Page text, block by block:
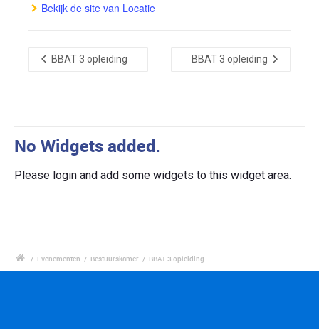
Bekijk de site van Locatie
BBAT 3 opleiding BBAT 3 opleiding
No Widgets added.
Please login and add some widgets to this widget area.
/ Evenementen / Bestuurskamer / BBAT 3 opleiding